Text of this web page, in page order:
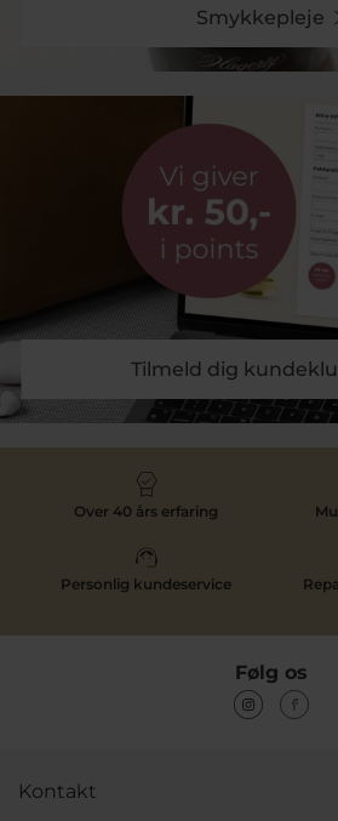
. Mange vælger at give
studenterhue til Kay
symboliserer studentens
Kay Bojesens designfigurer er
design og er populære gaver til
andre mærkedage.
Smykker og ure til
I kategorien finder du et bredt
ure, der egner sig som
armbånd fra Son of Noa, et
eller en halskæde i sølv er alle
mange år frem.
Smykker og ure er derfor ikke kun
et varigt minde om studentertiden.
Køb studentergaver til
Hos Pind J. Design har vi mange
smykker og gaveidéer til livets
vores udvalg af studentergaver til
klassiske smykker, moderne ure
populære brands.
Bestil online med hurtig levering
Smykkepleje
Tilmeld dig
Over 40 års erfaring
Personlig kundeservice
Følg os
Kontakt